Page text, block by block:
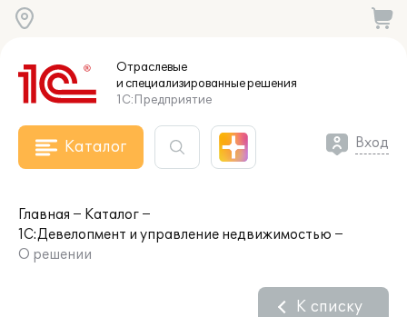
Отраслевые
и специализированныерешения
1С:Предприятие
Каталог Вход
Главная
Каталог
1С:Девелопмент и управление недвижимостью
О решении
К списку